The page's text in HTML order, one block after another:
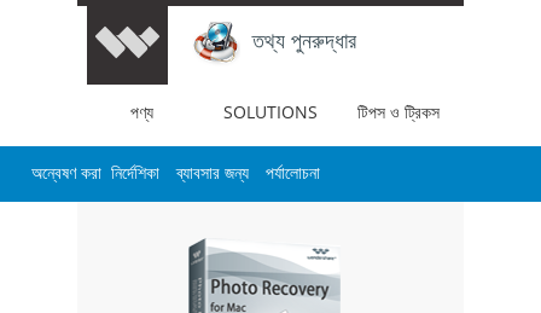
তথ্য পুনরুদ্ধার
পণ্য SOLUTIONS টিপস ও ট্রিকস
অন্বেষণ করা নির্দেশিকা ব্যাবসার জন্য পর্যালোচনা